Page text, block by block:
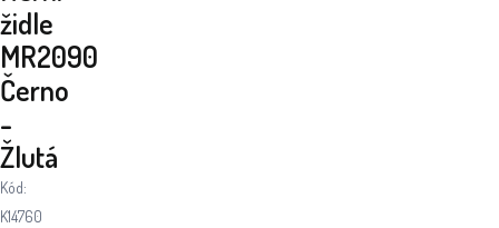
židle
MR2090
Černo
-
Žlutá
Kód:
K14760